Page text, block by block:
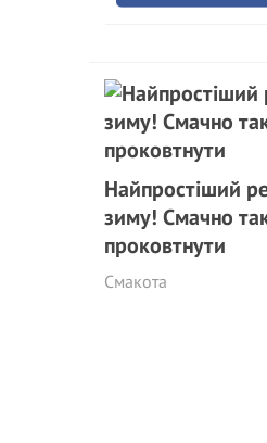
Найпростіший
зиму! Смачно
проковтнути
Смакота